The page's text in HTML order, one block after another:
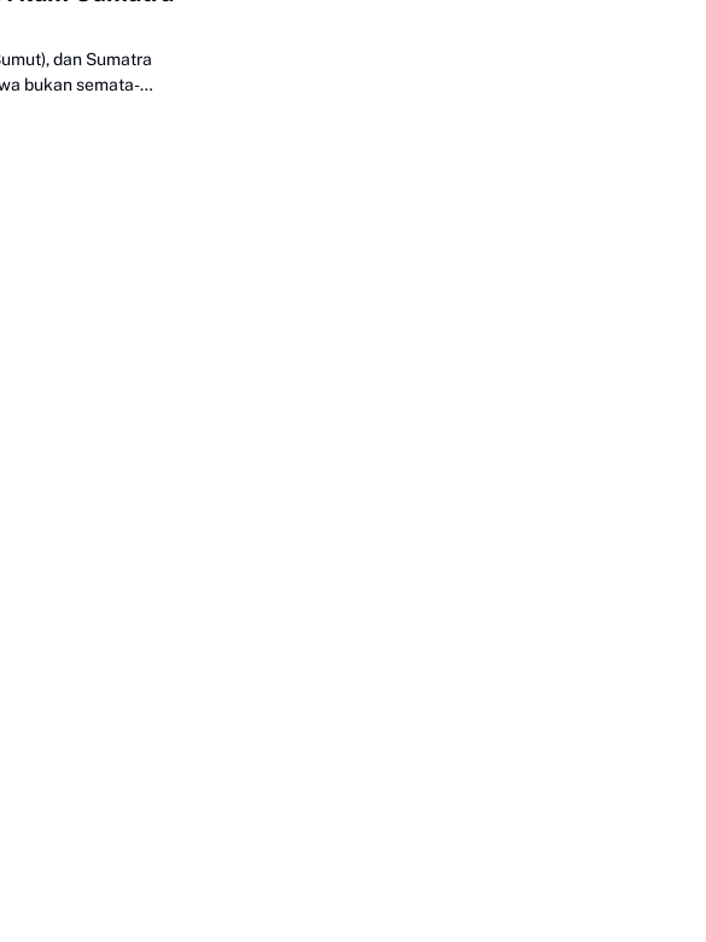
dan Sumatra
bukan semata-
Saiful Huda